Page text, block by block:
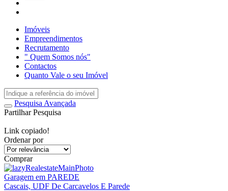
Imóveis
Empreendimentos
Recrutamento
" Quem Somos nós"
Contactos
Quanto Vale o seu Imóvel
Pesquisa Avançada
Partilhar Pesquisa
Link copiado!
Ordenar por
realestateOrder
Comprar
Garagem em PAREDE
Cascais, UDF De Carcavelos E Parede